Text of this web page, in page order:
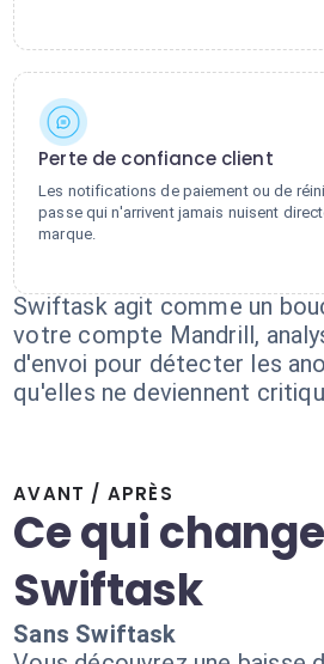
Perte de confiance client
Les notifications de paiement ou de
passe qui n'arrivent jamais nuisent
marque.
Swiftask agit comme un
votre compte Mandrill,
d'envoi pour détecter les
qu'elles ne deviennent
AVANT / APRÈS
Ce qui
Swiftask
Sans Swiftask